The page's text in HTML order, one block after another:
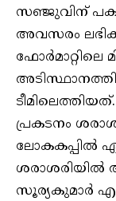
സഞ്ജുവിന്
അവസരം
ഫോര്‍മാറ്റിലെ
പ്രകടനം
ലോകകപ്പിൽ
സൂര്യകുമാർ